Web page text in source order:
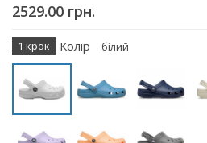
2529.00 грн.
1 крок Колір білий